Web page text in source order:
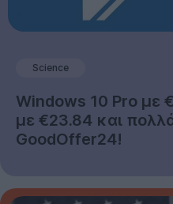
Science
Windows 10 Pro με
με €23.84 και
GoodOffer24!